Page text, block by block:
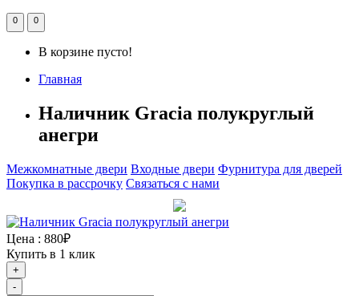
0 0
В корзине пусто!
Главная
Наличник Gracia полукруглый
анегри
Межкомнатные двери Входные двери Фурнитура для дверей
Покупка в рассрочку Связаться с нами
Цена : 880₽
Купить в 1 клик
+
-